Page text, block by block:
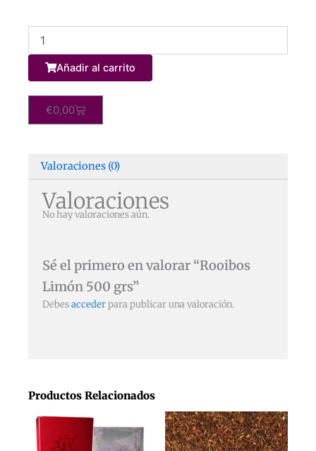
Negro
English
Breakfast
cantidad
Añadir al carrito
€0,00Carrito
Productos Relacionados
Valoraciones (0)
Valoraciones
No hay valoraciones aún.
Sé el primero en valorar “Rooibos
Limón 500 grs”
Debesaccederpara publicar una valoración.